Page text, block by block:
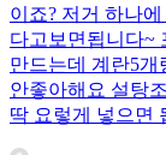
이죠? 저거 하나
다고보면됩니다~
만드는데 계란5개
안좋아해요 설탕
딱 요렇게 넣으면